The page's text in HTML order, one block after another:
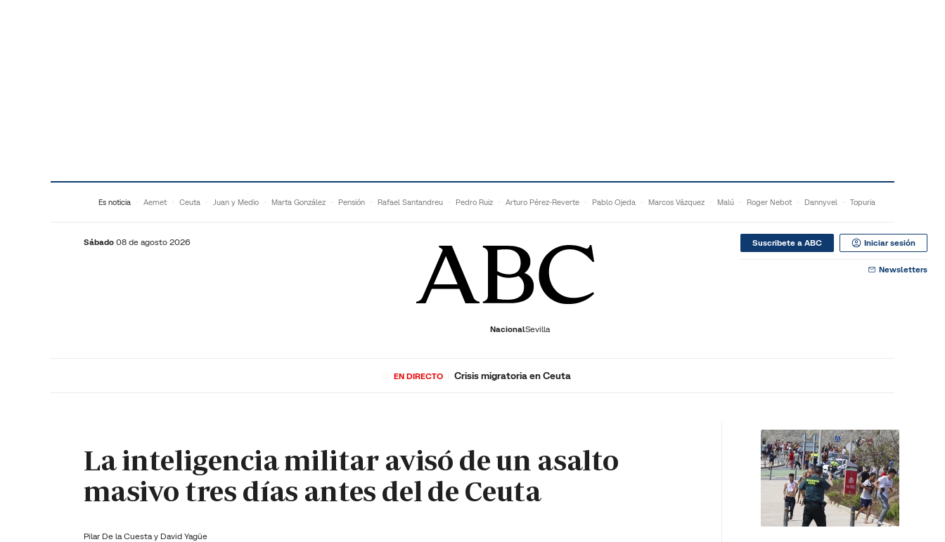
Es noticia Aemet Ceuta Juan y Medio Marta González Pensión Rafael Santandreu Pedro Ruiz Arturo Pérez-Reverte Pablo Ojeda Marcos Vázquez Malú Roger Nebot Dannyvel Topuria
Sábado 08 de agosto 2026
NacionalSevilla
Suscribete a ABC Iniciar sesión
Newsletters
ECONOMÍADEPORTES SOCIEDADCULTURAGENTEPLAY
EN DIRECTO Crisis migratoria en Ceuta
La inteligencia militar avisó de un asalto
masivo tres días antes del de Ceuta
Pilar De la Cuesta y David Yagüe